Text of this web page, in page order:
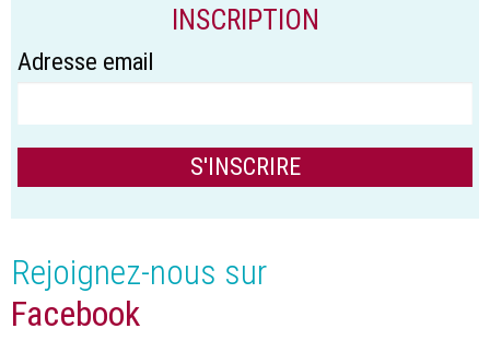
INSCRIPTION
Adresse email
Rejoignez-nous sur
Facebook